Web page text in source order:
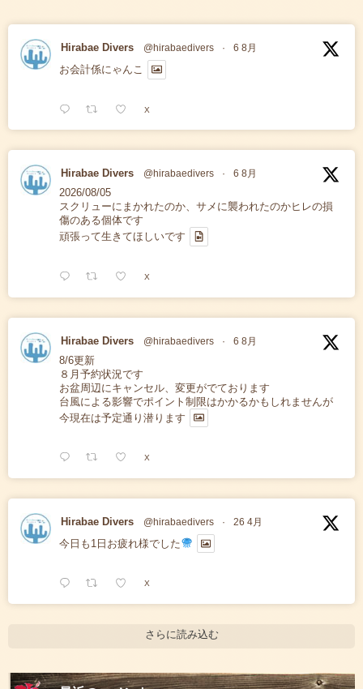
Hirabae Divers @hirabaedivers · 6 8月
お会計係にゃんこ
X
Hirabae Divers @hirabaedivers · 6 8月
2026/08/05
スクリューにまかれたのか、サメに襲われたのかヒレの損
傷のある個体です
頑張って生きてほしいです
X
Hirabae Divers @hirabaedivers · 6 8月
8/6更新
８月予約状況です
お盆周辺にキャンセル、変更がでております
台風による影響でポイント制限はかかるかもしれませんが
今現在は予定通り潜ります
X
Hirabae Divers @hirabaedivers · 26 4月
今日も1日お疲れ様でした
X
さらに読み込む